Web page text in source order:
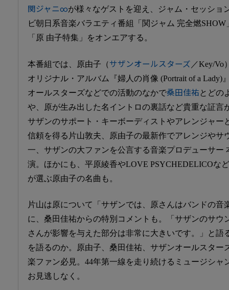
関ジャニ∞が様々なゲストを迎え、ジャム・セッショ
ビ朝日系音楽バラエティ番組「関ジャム 完全燃
「原 由子特集」をオンエアする。
本番組では、原由子（サザンオールスターズ ／Key/Vo
オリジナル・アルバム『婦人の肖像 (Portrait of a Lady)
オールスターズなどでの活動のなかで桑田佳祐 とどの
や、原が生み出した名イントロの裏話など貴重な証言
サザンのサポート・キーボーディストやアレンジャー
信頼を得る片山敦夫、原由子の最新作でアレンジやサ
一、サザンの大ファンを公言する音楽プロデューサー
演。ほかにも、平原綾香やLOVE PSYCHEDELICOな
が選ぶ原由子の名曲も。
片山は原について「サザンでは、原さんはバンドの音
に、桑田佳祐からの特別コメントも。「サザンのサウ
さんが影響を与えた部分は非常に大きいです。」と語
を語るのか。原由子、桑田佳祐、サザンオールスター
楽ファン必見。44年第一線を走り続けるミュージシャ
お見逃しなく。